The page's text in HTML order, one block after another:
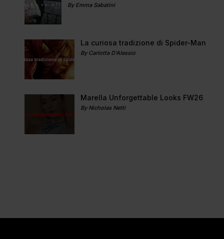
By Emma Sabatini
La curiosa tradizione di Spider-Man
By Carlotta D'Alessio
Marella Unforgettable Looks FW26
By Nicholas Netti